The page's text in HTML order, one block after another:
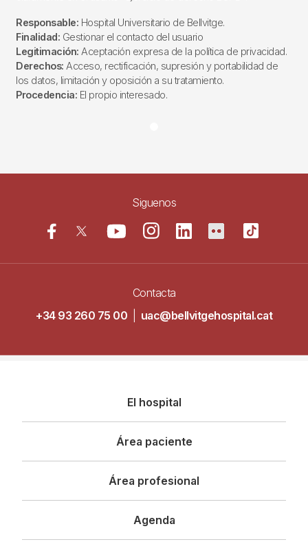
Responsable: Hospital Universitario de Bellvitge.
Finalidad: Gestionar el contacto del usuario
Legitimación: Aceptación expresa de la política de privacidad.
Derechos: Acceso, rectificación, supresión y portabilidad de
los datos, limitación y oposición a su tratamiento.
Procedencia: El propio interesado.
Siguenos
Contacta
+34 93 260 75 00
uac@bellvitgehospital.cat
principal
El hospital
Área paciente
Área profesional
Agenda